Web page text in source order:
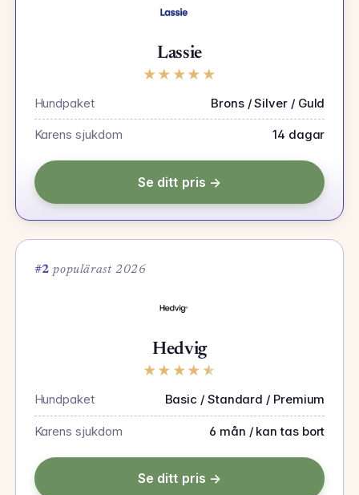
Lassie
★ ★ ★ ★ ★
Hundpaket Brons / Silver / Guld
Karens sjukdom 14 dagar
Se ditt pris →
#2 populärast 2026
Hedvig
★ ★ ★ ★ ★
Hundpaket Basic / Standard / Premium
Karens sjukdom 6 mån / kan tas bort
Se ditt pris →